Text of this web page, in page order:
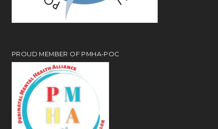
PROUD MEMBER OF PMHA-POC